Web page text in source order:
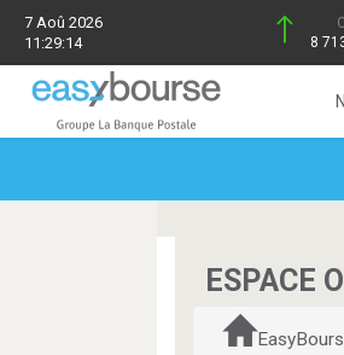
7 Aoû 2026
11:29:14
8
ESPACE